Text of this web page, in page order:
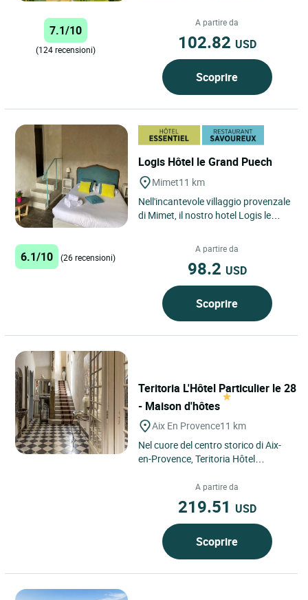
villaggio di Bouc...
7.1/10
(124 recensioni)
A partire da
102.82 USD
Scoprire
Logis Hôtel le Grand Puech
Mimet11 km
Nell'incantevole villaggio provenzale
di Mimet, il nostro hotel Logis le
accoglie con semplicità:...
6.1/10 (26 recensioni)
A partire da
98.2 USD
Scoprire
Teritoria L'Hôtel Particulier le 28
- Maison d'hôtes
Aix En Provence11 km
Nel cuore del centro storico di Aix-
en-Provence, Teritoria Hôtel
posizione privilegiata, a...
A partire da
219.51 USD
Scoprire